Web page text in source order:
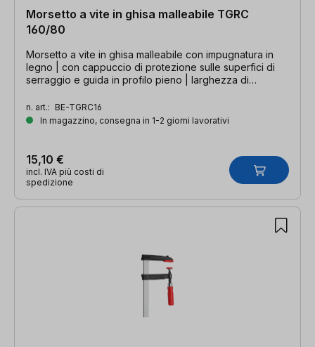
Morsetto a vite in ghisa malleabile TGRC
160/80
Morsetto a vite in ghisa malleabile con impugnatura in
legno | con cappuccio di protezione sulle superfici di
serraggio e guida in profilo pieno | larghezza di
25 x 6 mm
n. art.: BE-TGRC16
In magazzino, consegna in 1-2 giorni lavorativi
15,10 €
incl. IVA più costi di
spedizione